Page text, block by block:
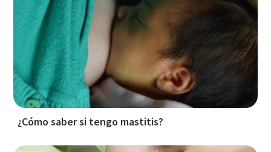
¿Cómo saber si tengo mastitis?